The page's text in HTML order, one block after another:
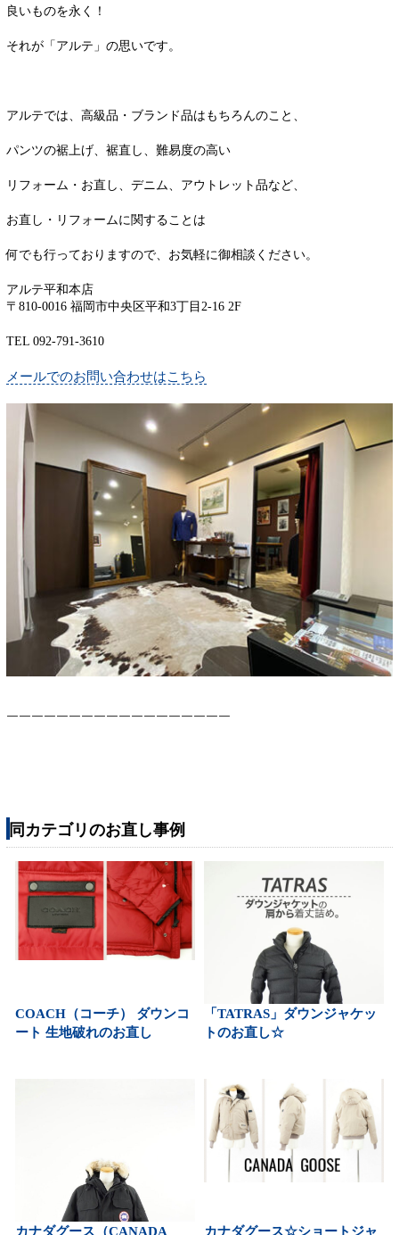
良いものを永く！
それが「アルテ」の思いです。
アルテでは、高級品・ブランド品はもちろんのこと、
パンツの裾上げ、裾直し、難易度の高い
リフォーム・お直し、デニム、アウトレット品など、
お直し・リフォームに関することは
何でも行っておりますので、お気軽に御相談ください。
アルテ平和本店
〒810-0016 福岡市中央区平和3丁目2-16 2F
TEL 092-791-3610
メールでのお問い合わせはこちら
￣￣￣￣￣￣￣￣￣￣￣￣￣￣￣￣￣￣
同カテゴリのお直し事例
COACH（コーチ） ダウンコ
ート 生地破れのお直し
「TATRAS」ダウンジャケッ
トのお直し☆
カナダグース（CANADA カナダグース☆ショートジャ